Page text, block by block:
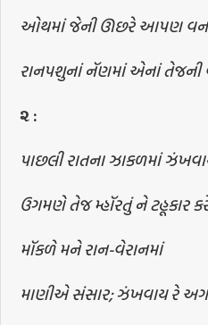
ઓથમાં જેની ઊછરે આપણ
રાનપશુનાં નૅણમાં એનાં તેજની
૨:
પાછલી રાતના ઝાકળમાં
ઉગમણે તેજ મ્હૉરતું ને ટહૂકાર
મૉકળે મને રાન-વેરાનમાં
માણીએ સંસાર; ઝંખવાય રે